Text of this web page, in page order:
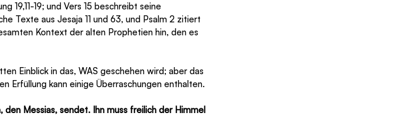
19,11-19; und Vers 15 beschreibt seine
Texte aus Jesaja 11 und 63, und Psalm 2 zitiert
Kontext der alten Prophetien hin, den es
Einblick in das, WAS geschehen wird; aber das
Erfüllung kann einige Überraschungen enthalten.
Messias, sendet. Ihn muss freilich der Himmel